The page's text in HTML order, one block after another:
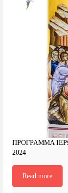
ΠΡΟΓΡΑΜΜΑ
2024
Read more